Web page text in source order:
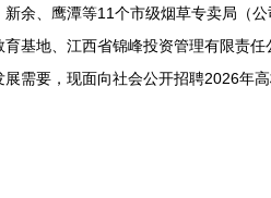
余、鹰潭等11个市级烟草专卖局（
基地、江西省锦峰投资管理有限责
需要，现面向社会公开招聘2026年高